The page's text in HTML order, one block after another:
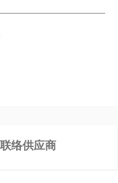
联络供应商